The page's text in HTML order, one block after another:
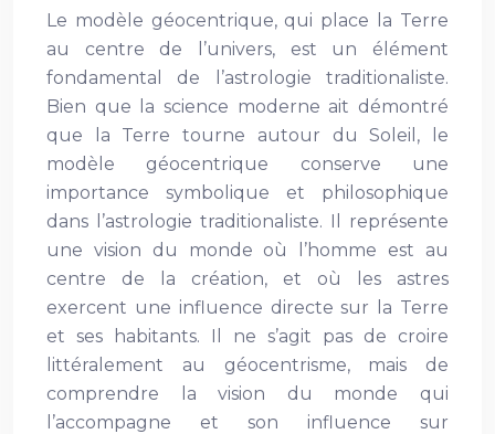
Le modèle géocentrique, qui place la Terre
au centre de l’univers, est un élément
fondamental de l’astrologie traditionaliste.
Bien que la science moderne ait démontré
que la Terre tourne autour du Soleil, le
modèle géocentrique conserve une
importance symbolique et philosophique
dans l’astrologie traditionaliste. Il représente
une vision du monde où l’homme est au
centre de la création, et où les astres
exercent une influence directe sur la Terre
et ses habitants. Il ne s’agit pas de croire
littéralement au géocentrisme, mais de
comprendre la vision du monde qui
l’accompagne et son influence sur